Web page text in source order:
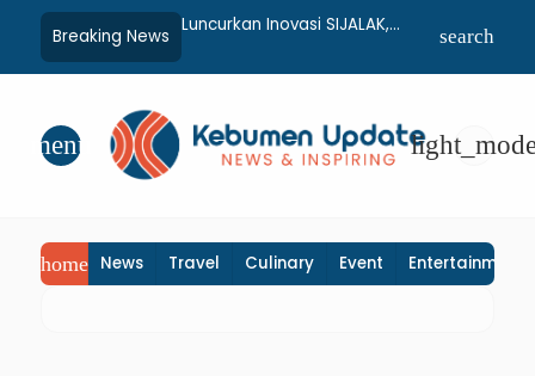
Breaking News
dan Ilalang
Kebumen, Aparat
Padamkan Api
Luncurkan Inovasi SIJALAK,
Jejaring Literasi Adminduk
Dari 1.080
Kebumen
search
menu
home News Travel Culinary Event Entertainment